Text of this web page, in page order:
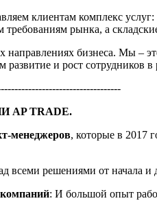
клиентам комплекс услуг:
рынка, а
направлениях бизнеса. Мы
развитие и рост
TRADE.
менеджеров, которые в 2017
всеми решениями от начала и
: И большой опыт